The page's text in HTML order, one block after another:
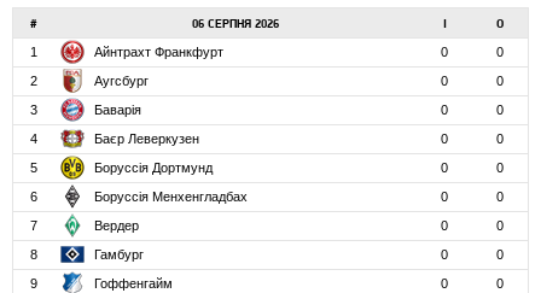
# 06 СЕРПНЯ 2026 І О
1 Айнтрахт Франкфурт 0
0
2
Аугсбург 0
0
3
Баварія 0
0
4
Баєр Леверкузен 0
0
5
Боруссія Дортмунд 0
0
6
Боруссія Менхенгладбах 0
0
7
Вердер 0
0
8
Гамбург 0
0
9
Гоффенгайм 0
0